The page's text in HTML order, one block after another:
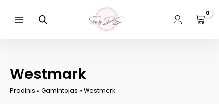
turinio
Westmark
Pradinis » Gamintojas » Westmark